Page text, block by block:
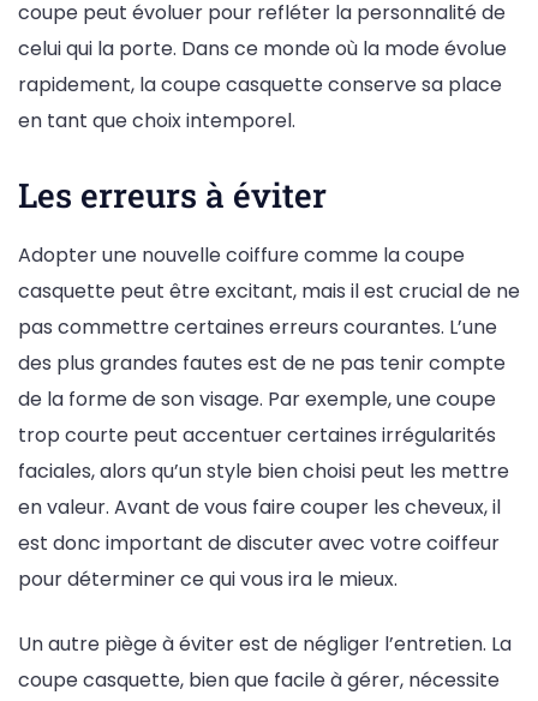
coupe peut évoluer pour refléter la personnalité de
celui qui la porte. Dans ce monde où la mode évolue
rapidement, la coupe casquette conserve sa place
en tant que choix intemporel.
Les erreurs à éviter
Adopter une nouvelle coiffure comme la coupe
casquette peut être excitant, mais il est crucial de ne
pas commettre certaines erreurs courantes. L’une
des plus grandes fautes est de ne pas tenir compte
de la forme de son visage. Par exemple, une coupe
trop courte peut accentuer certaines irrégularités
faciales, alors qu’un style bien choisi peut les mettre
en valeur. Avant de vous faire couper les cheveux, il
est donc important de discuter avec votre coiffeur
pour déterminer ce qui vous ira le mieux.
Un autre piège à éviter est de négliger l’entretien. La
coupe casquette, bien que facile à gérer, nécessite